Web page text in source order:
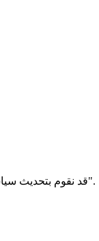
قد نقوم بتحديث سياسة ملفات الارتباط هذه من وقت لآخر. سنقوم بإعلامك بأي تغييرات عن طريق نشر السياسة الجديدة على هذه الصفحة وتحديث تاريخ "آخر تحديث".